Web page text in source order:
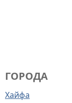
ГОРОДА
Хайфа